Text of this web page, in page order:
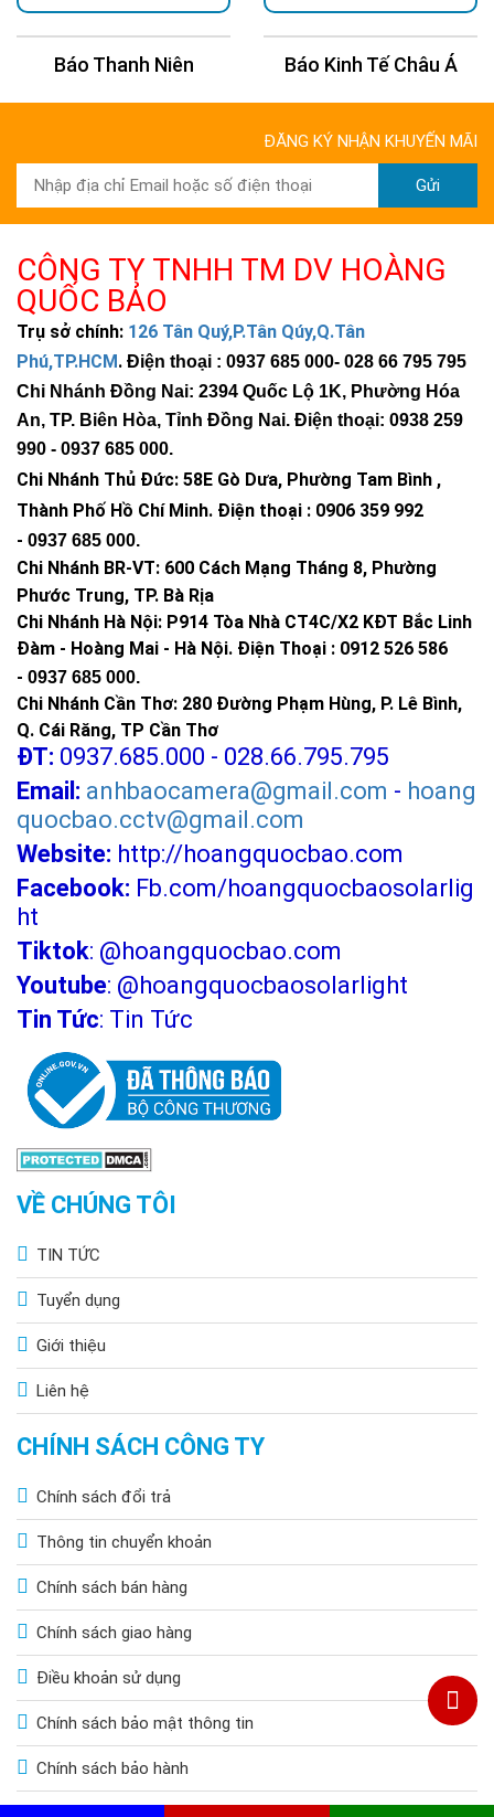
Báo Thanh Niên Báo Kinh Tế Châu Á
ĐĂNG KÝ NHẬN KHUYẾN MÃI
Gửi
CÔNG TY TNHH TM DV HOÀNG
QUỐC BẢO
Trụ sở chính: 126 Tân Quý,P.Tân Qúy,Q.Tân
Phú,TP.HCM . Điện thoại : 0937 685 000- 028 66 795 795
Chi Nhánh Đồng Nai: 2394 Quốc Lộ 1K, Phường Hóa
An, TP. Biên Hòa, Tỉnh Đồng Nai. Điện thoại: 0938 259
990 - 0937 685 000.
Chi Nhánh Thủ Đức: 58E Gò Dưa, Phường Tam Bình ,
Thành Phố Hồ Chí Minh. Điện thoại : 0906 359 992
- 0937 685 000.
Chi Nhánh BR-VT: 600 Cách Mạng Tháng 8, Phường
Phước Trung, TP. Bà Rịa
Chi Nhánh Hà Nội: P914 Tòa Nhà CT4C/X2 KĐT Bắc Linh
Đàm - Hoàng Mai - Hà Nội. Điện Thoại : 0912 526 586
- 0937 685 000.
Chi Nhánh Cần Thơ: 280 Đường Phạm Hùng, P. Lê Bình,
Q. Cái Răng, TP Cần Thơ
ĐT: 0937.685.000 - 028.66.795.795
Email: anhbaocamera@gmail.com - hoang
quocbao.cctv@gmail.com
Website: http://hoangquocbao.com
Facebook: Fb.com/hoangquocbaosolarlig
ht
Tiktok: @hoangquocbao.com
Youtube: @hoangquocbaosolarlight
Tin Tức: Tin Tức
VỀ CHÚNG TÔI
TIN TỨC
Tuyển dụng
Giới thiệu
Liên hệ
CHÍNH SÁCH CÔNG TY
Chính sách đổi trả
Thông tin chuyển khoản
Chính sách bán hàng
Chính sách giao hàng
Điều khoản sử dụng
Chính sách bảo mật thông tin
Chính sách bảo hành